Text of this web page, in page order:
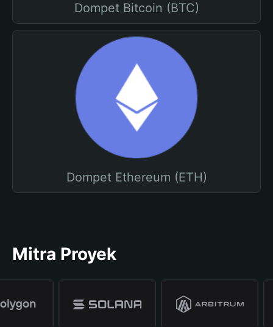
Dompet Bitcoin (BTC)
Dompet Ethereum (ETH)
Mitra Proyek